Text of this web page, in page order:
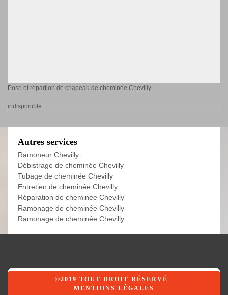
Pose et répartion de chapeau de cheminée Chevilly
indisponible
Autres services
Ramoneur Chevilly
Débistrage de cheminée Chevilly
Tubage de cheminée Chevilly
Entretien de cheminée Chevilly
Réparation de cheminée Chevilly
Ramonage de cheminée Chevilly
Ramonage de cheminée Chevilly
©2019 TOUT DROIT RÉSERVÉ -
MENTIONS LÉGALES